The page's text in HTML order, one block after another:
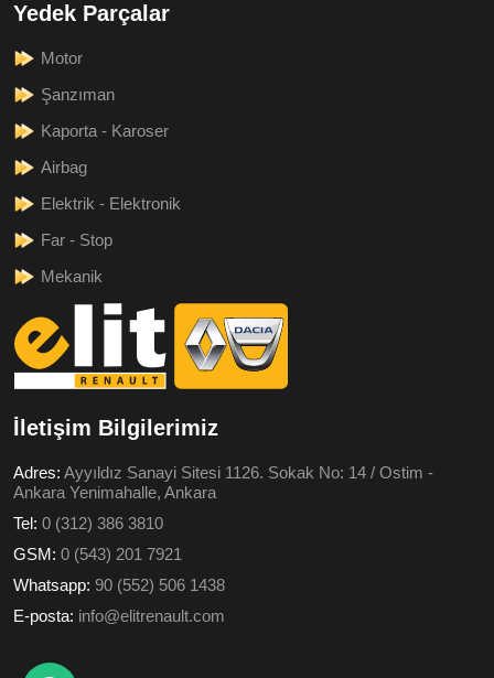
Yedek Parçalar
Motor
Şanzıman
Kaporta - Karoser
Airbag
Elektrik - Elektronik
Far - Stop
Mekanik
İletişim Bilgilerimiz
Adres: Ayyıldız Sanayi Sitesi 1126. Sokak No: 14 / Ostim -
Ankara Yenimahalle, Ankara
Tel: 0 (312) 386 3810
GSM: 0 (543) 201 7921
Whatsapp: 90 (552) 506 1438
E-posta: info@elitrenault.com